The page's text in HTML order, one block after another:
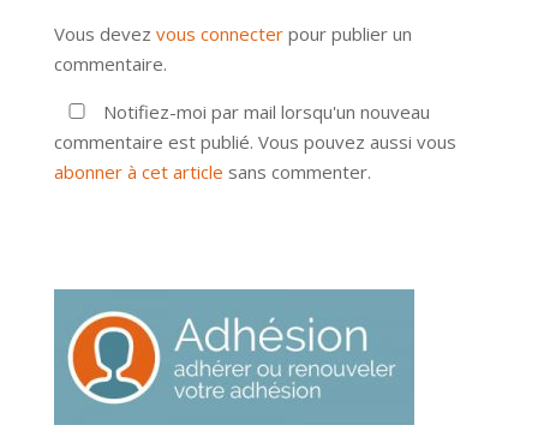
Vous devez vous connecterpour publier un
commentaire.
Notifiez-moi par mail lorsqu'un nouveau
commentaire est publié. Vous pouvez aussi vous
abonner à cet article sans commenter.